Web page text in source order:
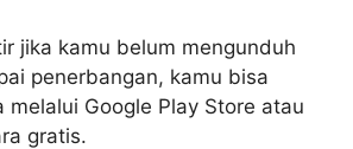
jika kamu belum mengunduh
penerbangan, kamu bisa
melalui Google Play Store atau
gratis.